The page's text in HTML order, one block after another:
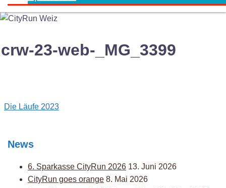
crw-23-web-_MG_3399
Post
Die Läufe 2023
News
6. Sparkasse CityRun 2026 13. Juni 2026
CityRun goes orange 8. Mai 2026